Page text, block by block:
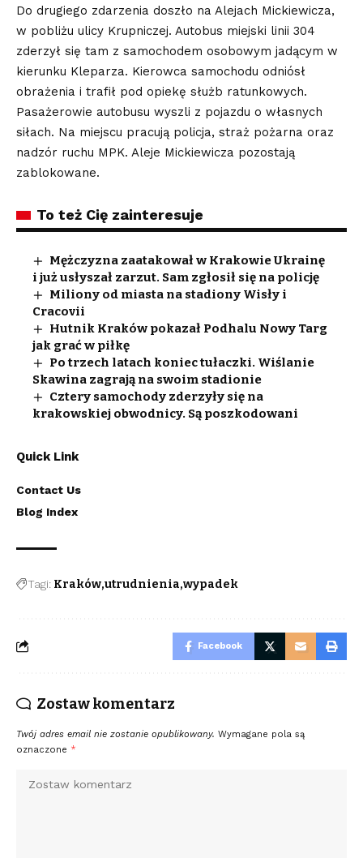
Do drugiego zdarzenia doszło na Alejach Mickiewicza,
w pobliżu ulicy Krupniczej. Autobus miejski linii 304
zderzył się tam z samochodem osobowym jadącym w
kierunku Kleparza. Kierowca samochodu odniósł
obrażenia i trafił pod opiekę służb ratunkowych.
Pasażerowie autobusu wyszli z pojazdu o własnych
siłach. Na miejscu pracują policja, straż pożarna oraz
nadzór ruchu MPK. Aleje Mickiewicza pozostają
zablokowane.
To też Cię zainteresuje
Mężczyzna zaatakował w Krakowie Ukrainę
i już usłyszał zarzut. Sam zgłosił się na policję
Miliony od miasta na stadiony Wisły i
Cracovii
Hutnik Kraków pokazał Podhalu Nowy Targ
jak grać w piłkę
Po trzech latach koniec tułaczki. Wiślanie
Skawina zagrają na swoim stadionie
Cztery samochody zderzyły się na
krakowskiej obwodnicy. Są poszkodowani
Quick Link
Contact Us
Blog Index
Tagi: Kraków utrudnienia wypadek
Facebook
Zostaw komentarz
Twój adres email nie zostanie opublikowany. Wymagane pola są
oznaczone *